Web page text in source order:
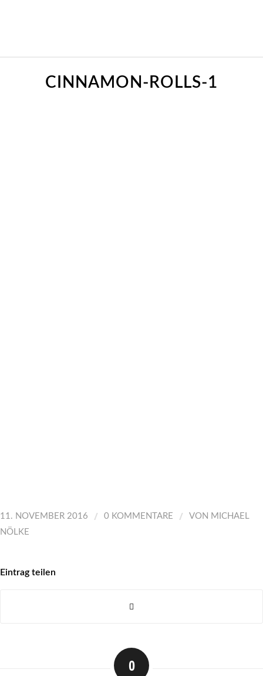
CINNAMON-ROLLS-1
11. NOVEMBER 2016 / 0 KOMMENTARE / VON MICHAEL
NÖLKE
Eintrag teilen
0